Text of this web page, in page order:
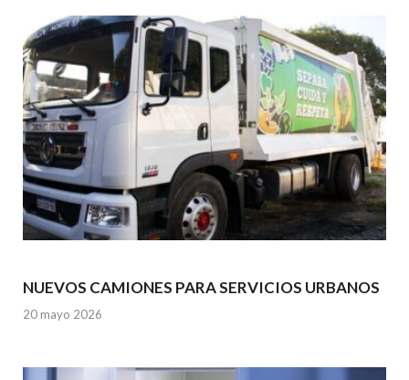
k
p
NUEVOS CAMIONES PARA SERVICIOS URBANOS
20 mayo 2026